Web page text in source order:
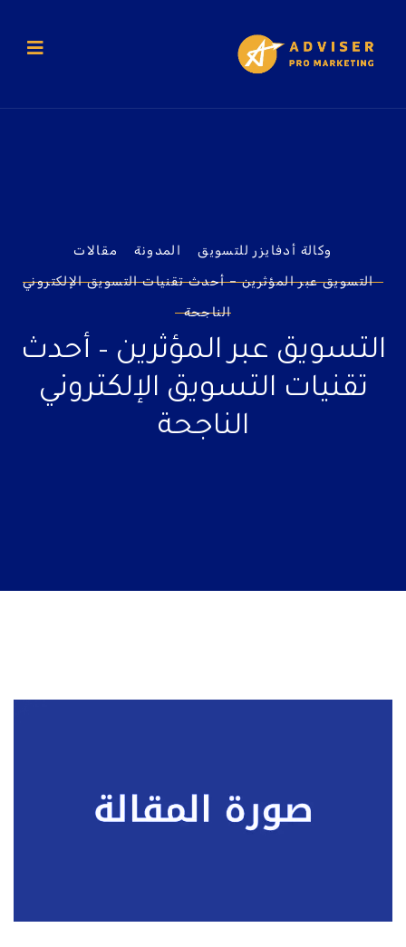
وكالة أدفايزر للتسويق المدونة
مقالات
التسويق عبر المؤثرين – أحدث تقنيات التسويق الإلكتروني
الناجحة
التسويق عبر المؤثرين – أحدث
تقنيات التسويق الإلكتروني
الناجحة